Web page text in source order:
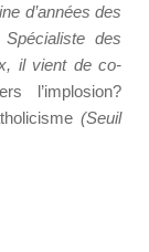
d’années des
des
il vient de co-
l’implosion?
(Seuil